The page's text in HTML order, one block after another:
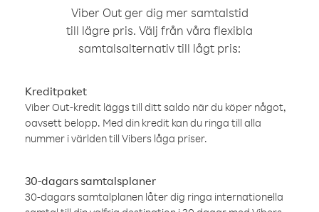
Viber Out ger dig mer samtalstid
till lägre pris. Välj från våra flexibla
samtalsalternativ till lågt pris:
Kreditpaket
Viber Out-kredit läggs till ditt saldo när du köper något,
oavsett belopp. Med din kredit kan du ringa till alla
nummer i världen till Vibers låga priser.
30-dagars samtalsplaner
30-dagars samtalplanen låter dig ringa internationella